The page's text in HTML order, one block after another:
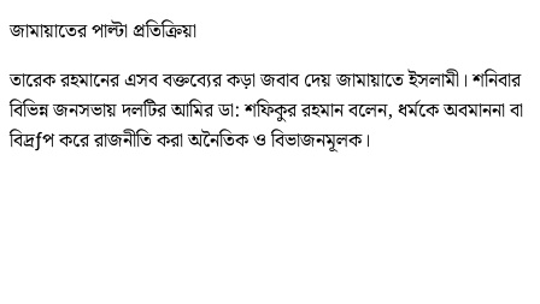
জামায়াতের পাল্টা প্রতিক্রিয়া
তারেক রহমানের এসব বক্তব্যের কড়া জবাব দেয় জামায়াতে ইসলামী। শনিবার
বিভিন্ন জনসভায় দলটির আমির ডা: শফিকুর রহমান বলেন, ধর্মকে অবমাননা বা
বিদ্রƒপ করে রাজনীতি করা অনৈতিক ও বিভাজনমূলক।